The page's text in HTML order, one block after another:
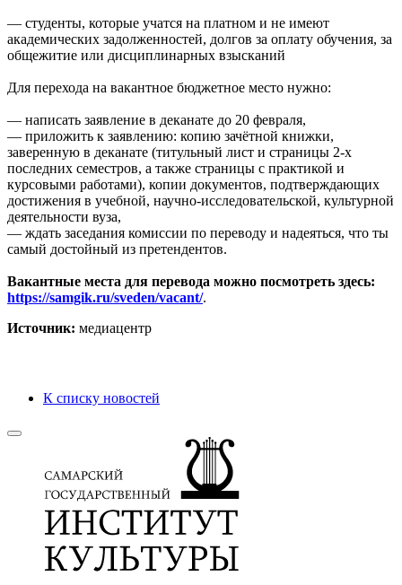
— студенты, которые учатся на платном и не имеют
академических задолженностей, долгов за оплату обучения, за
общежитие или дисциплинарных взысканий
Для перехода на вакантное бюджетное место нужно:
— написать заявление в деканате до 20 февраля,
— приложить к заявлению: копию зачётной книжки,
заверенную в деканате (титульный лист и страницы 2-х
последних семестров, а также страницы с практикой и
курсовыми работами), копии документов, подтверждающих
достижения в учебной, научно-исследовательской, культурной
деятельности вуза,
— ждать заседания комиссии по переводу и надеяться, что ты
самый достойный из претендентов.
Вакантные места для перевода можно посмотреть здесь:
https://samgik.ru/sveden/vacant/.
Источник: медиацентр
К списку новостей